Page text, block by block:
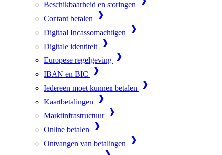
Beschikbaarheid en storingen
Contant betalen
Digitaal Incassomachtigen
Digitale identiteit
Europese regelgeving
IBAN en BIC
Iedereen moet kunnen betalen
Kaartbetalingen
Marktinfrastructuur
Online betalen
Ontvangen van betalingen